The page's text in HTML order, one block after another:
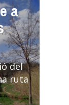
a
del
ruta